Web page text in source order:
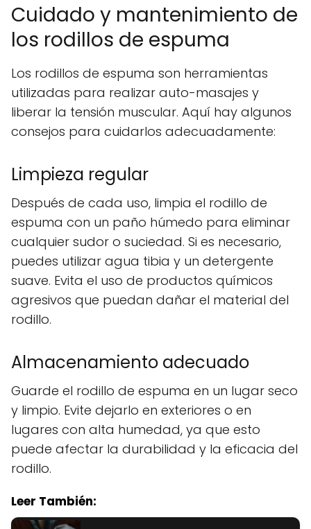
Cuidado y mantenimiento de
los rodillos de espuma
Los rodillos de espuma son herramientas
utilizadas para realizar auto-masajes y
liberar la tensión muscular. Aquí hay algunos
consejos para cuidarlos adecuadamente:
Limpieza regular
Después de cada uso, limpia el rodillo de
espuma con un paño húmedo para eliminar
cualquier sudor o suciedad. Si es necesario,
puedes utilizar agua tibia y un detergente
suave. Evita el uso de productos químicos
agresivos que puedan dañar el material del
rodillo.
Almacenamiento adecuado
Guarde el rodillo de espuma en un lugar seco
y limpio. Evite dejarlo en exteriores o en
lugares con alta humedad, ya que esto
puede afectar la durabilidad y la eficacia del
rodillo.
Leer También: